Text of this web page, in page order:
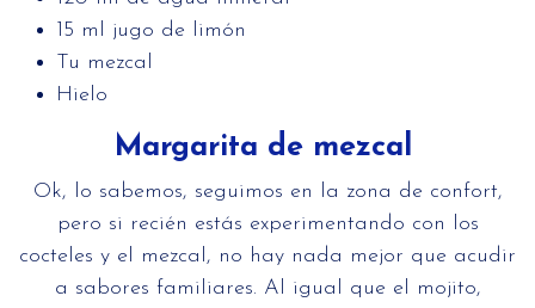
15 ml jugo de limón
Tu mezcal
Hielo
Margarita de mezcal
Ok, lo sabemos, seguimos en la zona de confort,
pero si recién estás experimentando con los
cocteles y el mezcal, no hay nada mejor que acudir
a sabores familiares. Al igual que el mojito,